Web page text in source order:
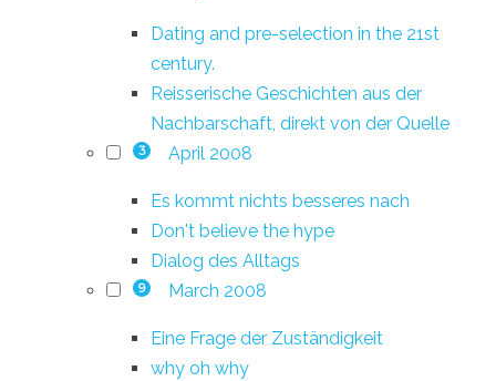
Dating and pre-selection in the 21st
century.
Reisserische Geschichten aus der
Nachbarschaft, direkt von der Quelle
3 April 2008
Es kommt nichts besseres nach
Don't believe the hype
Dialog des Alltags
9 March 2008
Eine Frage der Zuständigkeit
why oh why